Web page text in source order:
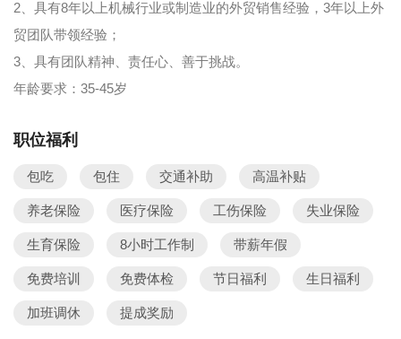
2、具有8年以上机械行业或制造业的外贸销售经验，3年以上外
贸团队带领经验；
3、具有团队精神、责任心、善于挑战。
年龄要求：35-45岁
职位福利
包吃 包住 交通补助 高温补贴
养老保险 医疗保险 工伤保险 失业保险
生育保险 8小时工作制 带薪年假
免费培训 免费体检 节日福利 生日福利
加班调休 提成奖励